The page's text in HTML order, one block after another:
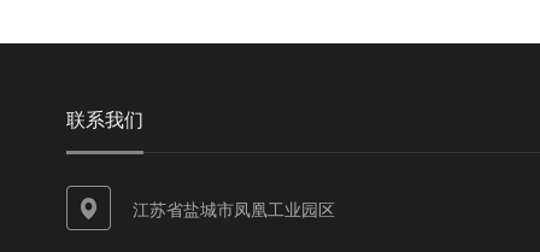
联系我们
江苏省盐城市凤凰工业园区